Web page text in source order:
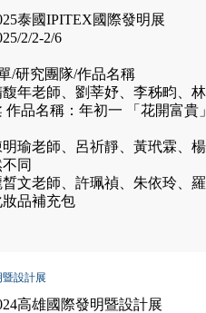
泰國IPITEX國際發明展
2/2-2/6
/研究團隊/作品名稱
年老師、劉莘妤、李秭畇、
作品名稱：年初一 「花開富貴
瑜老師、呂祈靜、黃玳霖、
同
文老師、許珮禎、朱依玲、羅
品補充包
暨設計展
高雄國際發明暨設計展